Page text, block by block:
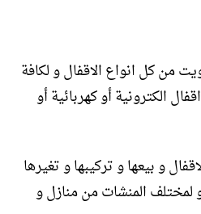
من كل انواع الاقفال و لكافة
الكترونية أو كهربائية أو
و بيعها و تركيبها و تغيرها
المنشات من منازل و